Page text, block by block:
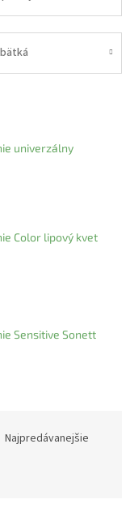
univerzálny
Color lipový kvet
Sensitive Sonett
Najpredávanejšie